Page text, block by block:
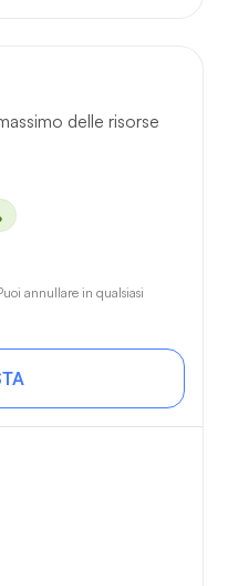
delle risorse
annullare in qualsiasi